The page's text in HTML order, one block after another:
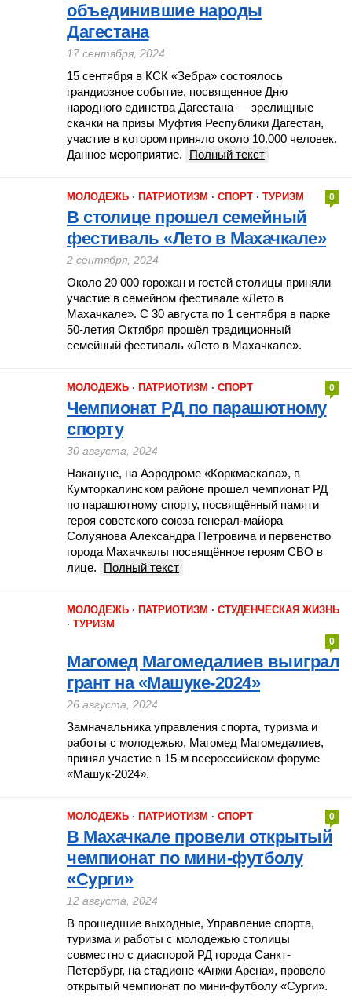
объединившие народы
Дагестана
17 сентября, 2024
15 сентября в КСК «Зебра» состоялось
грандиозное событие, посвященное Дню
народного единства Дагестана — зрелищные
скачки на призы Муфтия Республики Дагестан,
участие в котором приняло около 10.000 человек.
Данное мероприятие.
Полный текст
МОЛОДЕЖЬ · ПАТРИОТИЗМ · СПОРТ · ТУРИЗМ 0
В столице прошел семейный
фестиваль «Лето в Махачкале»
2 сентября, 2024
Около 20 000 горожан и гостей столицы приняли
участие в семейном фестивале «Лето в
Махачкале». С 30 августа по 1 сентября в парке
50-летия Октября прошёл традиционный
семейный фестиваль «Лето в Махачкале».
МОЛОДЕЖЬ · ПАТРИОТИЗМ · СПОРТ 0
Чемпионат РД по парашютному
спорту
30 августа, 2024
Накануне, на Аэродроме «Коркмаскала», в
Кумторкалинском районе прошел чемпионат РД
по парашютному спорту, посвящённый памяти
героя советского союза генерал-майора
Солуянова Александра Петровича и первенство
города Махачкалы посвящённое героям СВО в
лице.
Полный текст
МОЛОДЕЖЬ · ПАТРИОТИЗМ · СТУДЕНЧЕСКАЯ ЖИЗНЬ
· ТУРИЗМ
0
Магомед Магомедалиев выиграл
грант на «Машуке-2024»
26 августа, 2024
Замначальника управления спорта, туризма и
работы с молодежью, Магомед Магомедалиев,
принял участие в 15-м всероссийском форуме
«Машук-2024».
МОЛОДЕЖЬ · ПАТРИОТИЗМ · СПОРТ 0
В Махачкале провели открытый
чемпионат по мини-футболу
«Сурги»
12 августа, 2024
В прошедшие выходные, Управление спорта,
туризма и работы с молодежью столицы
совместно с диаспорой РД города Санкт-
Петербург, на стадионе «Анжи Арена», провело
открытый чемпионат по мини-футболу «Сурги».